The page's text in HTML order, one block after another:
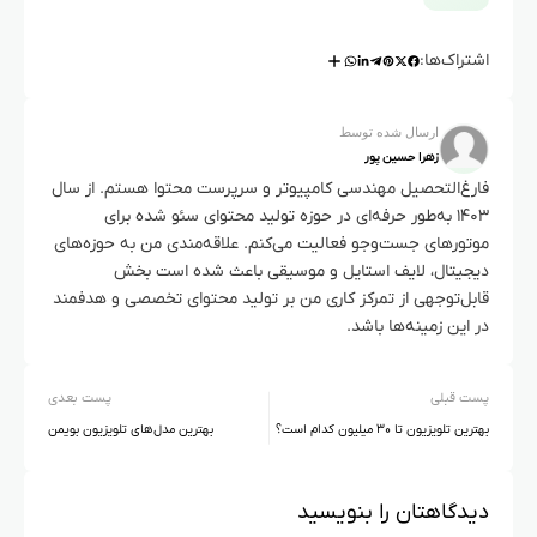
اشتراک‌ها:
ارسال شده توسط
زهرا حسین پور
فارغ‌التحصیل مهندسی کامپیوتر و سرپرست محتوا هستم. از سال
۱۴۰۳ به‌طور حرفه‌ای در حوزه تولید محتوای سئو شده برای
موتورهای جست‌وجو فعالیت می‌کنم. علاقه‌مندی من به حوزه‌های
دیجیتال، لایف استایل و موسیقی باعث شده است بخش
قابل‌توجهی از تمرکز کاری من بر تولید محتوای تخصصی و هدفمند
در این زمینه‌ها باشد.
پست قبلی
بهترین تلویزیون تا ۳۰ میلیون کدام است؟
پست بعدی
بهترین مدل‌های تلویزیون‌ بویمن
دیدگاهتان را بنویسید